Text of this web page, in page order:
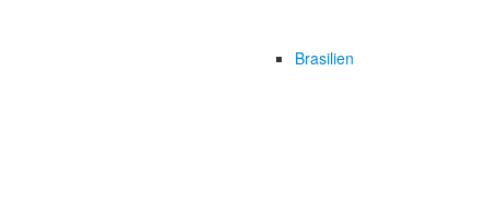
Brasilien